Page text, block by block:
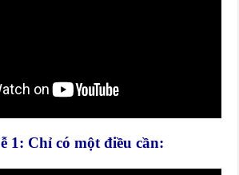
1: Chỉ có một điều cần: